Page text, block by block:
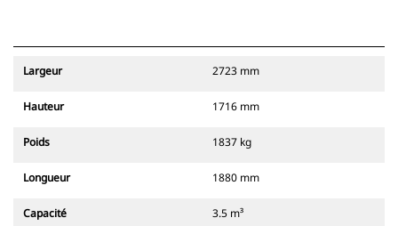
Largeur 2723 mm
Hauteur 1716 mm
Poids 1837 kg
Longueur 1880 mm
Capacité 3.5 m³